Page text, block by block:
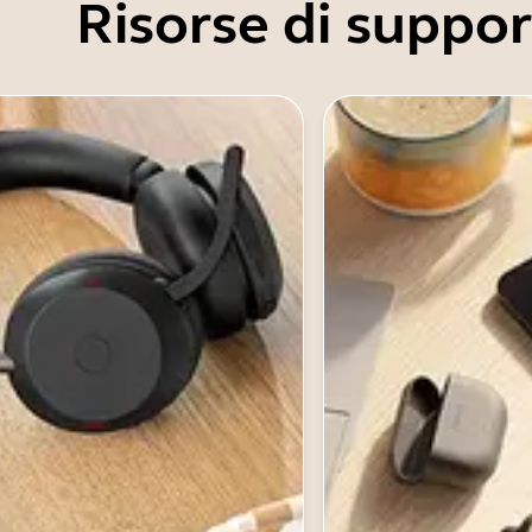
Risorse di